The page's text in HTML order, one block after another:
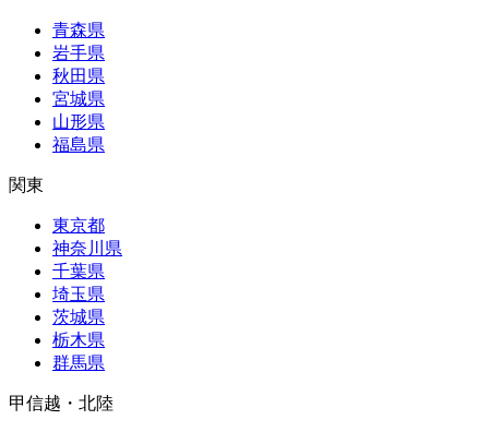
青森県
岩手県
秋田県
宮城県
山形県
福島県
関東
東京都
神奈川県
千葉県
埼玉県
茨城県
栃木県
群馬県
甲信越・北陸